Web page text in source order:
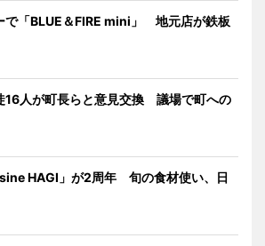
で「BLUE＆FIRE mini」 地元店が鉄板
16人が町長らと意見交換 議場で町への
HAGI」が2周年 旬の食材使い、日